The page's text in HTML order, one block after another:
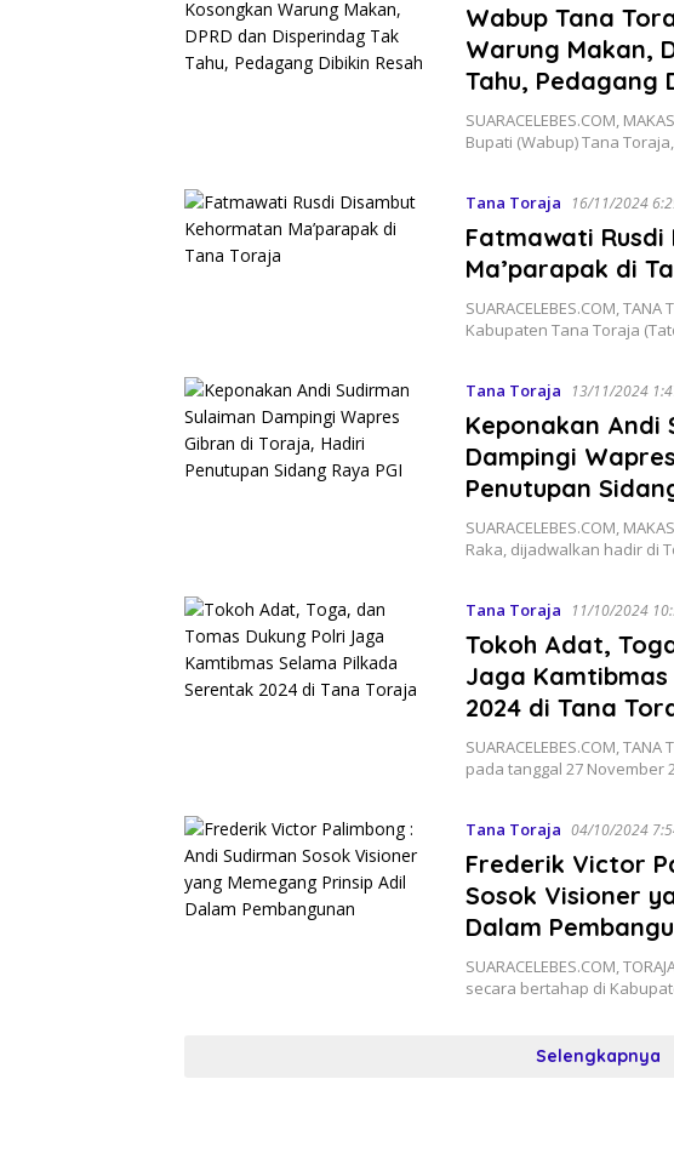
Wabup Tana
Warung Makan,
Tahu, Pedagang
SUARACELEBES.COM,
Bupati (Wabup) Tana
Tana Toraja 16/11/2024
Fatmawati
Ma’parapak di
SUARACELEBES.COM,
Kabupaten Tana Toraja
Tana Toraja 13/11/2024
Keponakan Andi
Dampingi
Penutupan
SUARACELEBES.COM,
Raka, dijadwalkan hadir di
Tana Toraja 11/10/2024
Tokoh Adat,
Jaga
2024 di Tana
SUARACELEBES.COM,
pada tanggal 27 November
Tana Toraja 04/10/2024
Frederik Victor
Sosok Visioner
Dalam
SUARACELEBES.COM,
secara bertahap di
Selengkapnya